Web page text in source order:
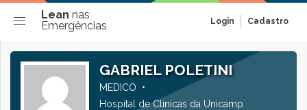
Lean nas
Emergências
Login Cadastro
GABRIEL POLETINI
MEDICO
Hospital de Clinicas da Unicamp